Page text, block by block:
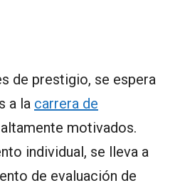
de prestigio, se espera
a la carrera de
motivados.
individual, se lleva a
de evaluación de